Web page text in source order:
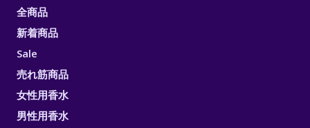
全商品
新着商品
Sale
売れ筋商品
女性用香水
男性用香水